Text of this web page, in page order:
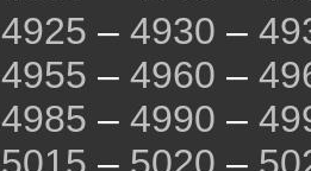
4925 – 4930 –
4955 – 4960 –
4985 – 4990 –